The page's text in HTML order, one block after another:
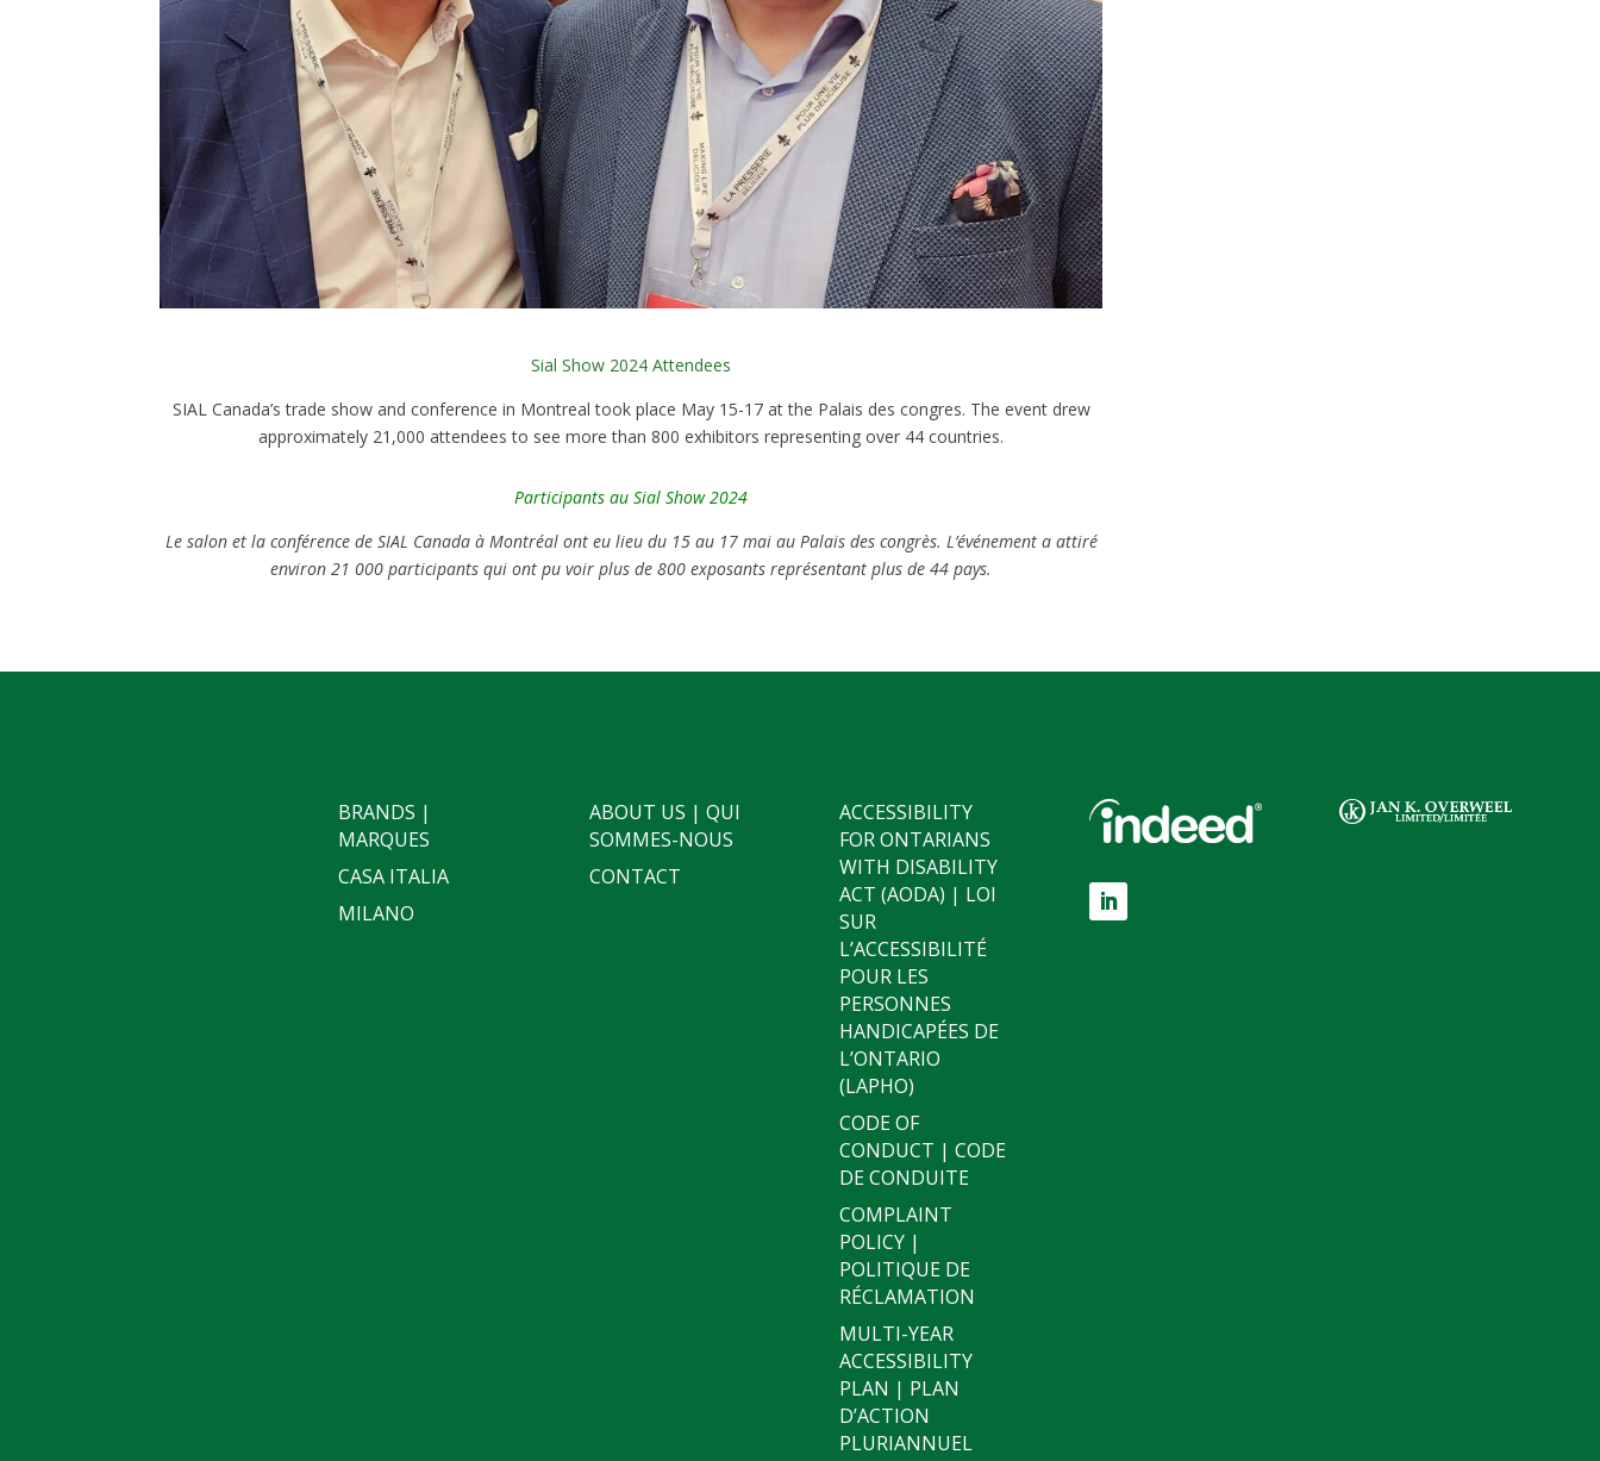
Sial Show 2024 Attendees
SIAL Canada’s trade show and conference in Montreal took place May 15-17 at the Palais des congres. The event drew
approximately 21,000 attendees to see more than 800 exhibitors representing over 44 countries.
Participants au Sial Show 2024
Le salon et la conférence de SIAL Canada à Montréal ont eu lieu du 15 au 17 mai au Palais des congrès. L’événement a attiré
environ 21 000 participants qui ont pu voir plus de 800 exposants représentant plus de 44 pays.
BRANDS |
MARQUES
CASA ITALIA
MILANO
ABOUT US | QUI
SOMMES-NOUS
CONTACT
ACCESSIBILITY
FOR ONTARIANS
WITH DISABILITY
ACT (AODA) | LOI
SUR
L’ACCESSIBILITÉ
POUR LES
PERSONNES
HANDICAPÉES DE
L’ONTARIO
(LAPHO)
CODE OF
CONDUCT | CODE
DE CONDUITE
COMPLAINT
POLICY |
POLITIQUE DE
RÉCLAMATION
MULTI-YEAR
ACCESSIBILITY
PLAN | PLAN
D’ACTION
PLURIANNUEL